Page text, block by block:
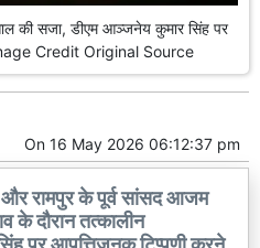
की सजा, डीएम आञ्जनेय कुमार सिंह पर
Credit Original Source
On 16 May 2026 06:12:37 pm
और रामपुर के पूर्व सांसद आजम
के दौरान तत्कालीन